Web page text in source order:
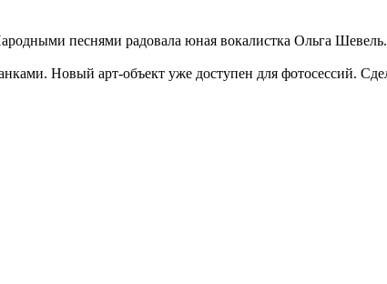
песнями радовала юная вокалистка Ольга
Новый арт‑объект уже доступен для фотосессий.